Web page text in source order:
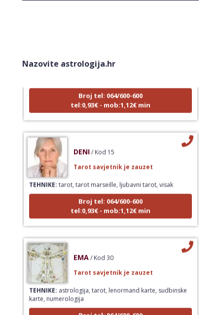
Nazovite astrologija.hr
sudbinske karte, anđeoske poruke
Broj tel: 064/600-600
tel:0,93€ - mob:1,12€ min
TEHNIKE:tarot, tarot marseille, ljubavni tarot, visak
Broj tel: 064/600-600
tel:0,93€ - mob:1,12€ min
TEHNIKE:astrologija, tarot, lenormand karte, sudbinske
karte, numerologija
Broj tel: 064/600-600